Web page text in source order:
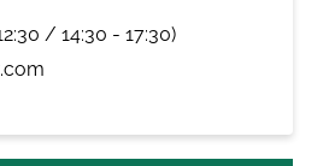
/ 14:30 - 17:30)